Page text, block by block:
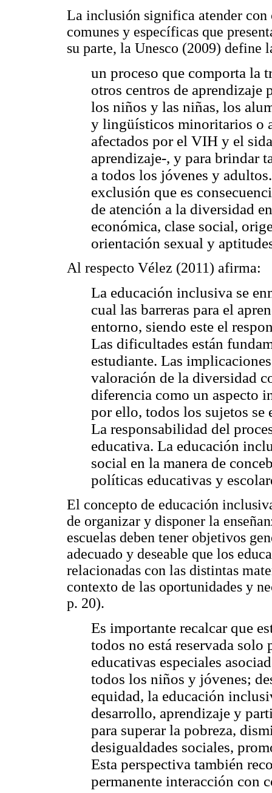
La inclusión significa atender con
comunes y específicas que
su parte, la Unesco (2009) define
un proceso que comporta la
otros centros de aprendizaje
los niños y las niñas, los
y lingüísticos minoritarios o
afectados por el VIH y el
aprendizaje-, y para brindar
a todos los jóvenes y
exclusión que es
de atención a la diversidad
económica, clase social,
orientación sexual y
Al respecto Vélez (2011) afirma:
La educación inclusiva se
cual las barreras para el
entorno, siendo este el
Las dificultades están
estudiante. Las
valoración de la diversidad
diferencia como un aspecto
por ello, todos los sujetos se
La responsabilidad del
educativa. La educación
social en la manera de
políticas educativas y
El concepto de educación
de organizar y disponer la
escuelas deben tener objetivos
adecuado y deseable que los
relacionadas con las distintas
contexto de las oportunidades y
p. 20).
Es importante recalcar que
todos no está reservada solo
educativas especiales
todos los niños y jóvenes;
equidad, la educación
desarrollo, aprendizaje y
para superar la pobreza,
desigualdades sociales,
Esta perspectiva también
permanente interacción con